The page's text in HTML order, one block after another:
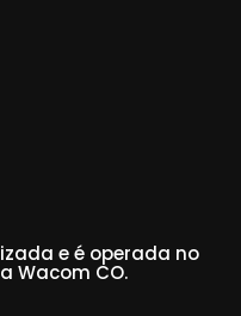
e é operada no
Wacom CO.